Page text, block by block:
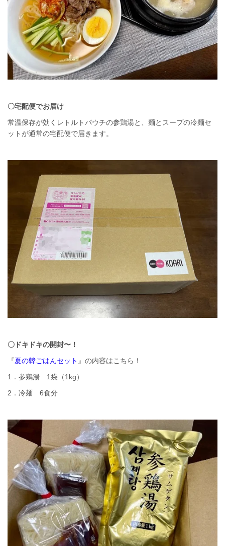
〇宅配便でお届け
常温保存が効くレトルトパウチの参鶏湯と、麺とスープの冷麺セ
ットが通常の宅配便で届きます。
〇ドキドキの開封〜！
『夏の韓ごはんセット 』の内容はこちら！
1．参鶏湯 1袋（1kg）
2．冷麺 6食分